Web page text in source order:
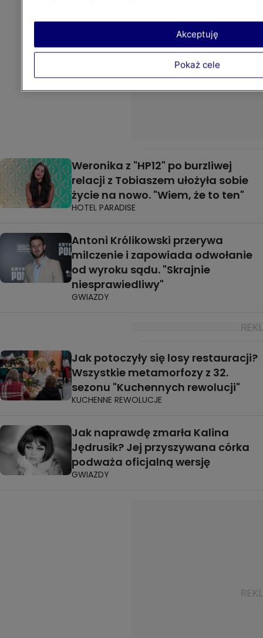
Weronika z "HP12" po burzliwej
relacji z Tobiaszem ułożyła sobie
życie na nowo. "Wiem, że to ten"
HOTEL PARADISE
Antoni Królikowski przerywa
milczenie i zapowiada odwołanie
od wyroku sądu. "Skrajnie
niesprawiedliwy"
GWIAZDY
Jak potoczyły się losy restauracji?
Wszystkie metamorfozy z 32.
sezonu "Kuchennych rewolucji"
KUCHENNE REWOLUCJE
Jak naprawdę zmarła Kalina
Jędrusik? Jej przyszywana córka
podważa oficjalną wersję
GWIAZDY
Pokaż cele
Akceptuję